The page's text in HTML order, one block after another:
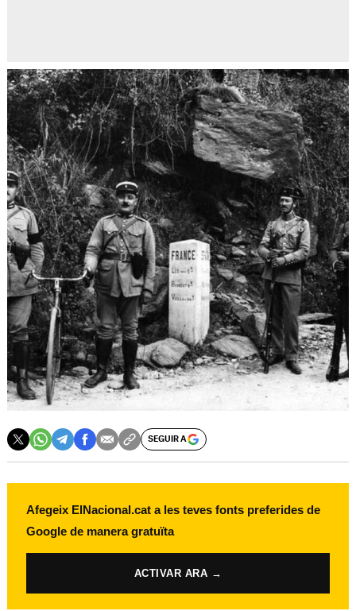
SEGUIR A
Afegeix ElNacional.cat a les teves fonts preferides de
Google de manera gratuïta
ACTIVAR ARA →